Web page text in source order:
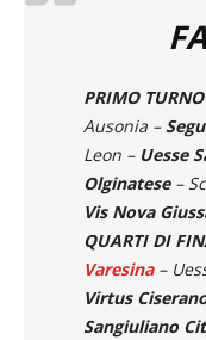
PRIMO
Ausonia –
Leon –Uesse
Olginatese–
Vis Nova
QUARTI DI
Varesina–
Virtus